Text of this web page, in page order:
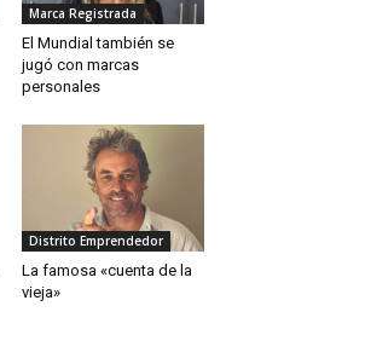
Marca Registrada
El Mundial también se
jugó con marcas
personales
Distrito Emprendedor
La famosa «cuenta de la
vieja»